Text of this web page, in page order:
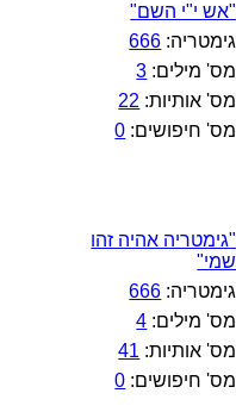
"אש י"י השם"
גימטריה: 666
מס' מילים: 3
מס' אותיות: 22
מס' חיפושים: 0
"גימטריה אהיה זהו
שמי"
גימטריה: 666
מס' מילים: 4
מס' אותיות: 41
מס' חיפושים: 0